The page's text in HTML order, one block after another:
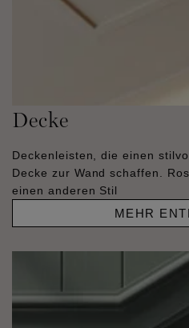
Decke
Deckenleisten, die einen
Decke zur Wand schaffen.
einen anderen Stil
MEHR